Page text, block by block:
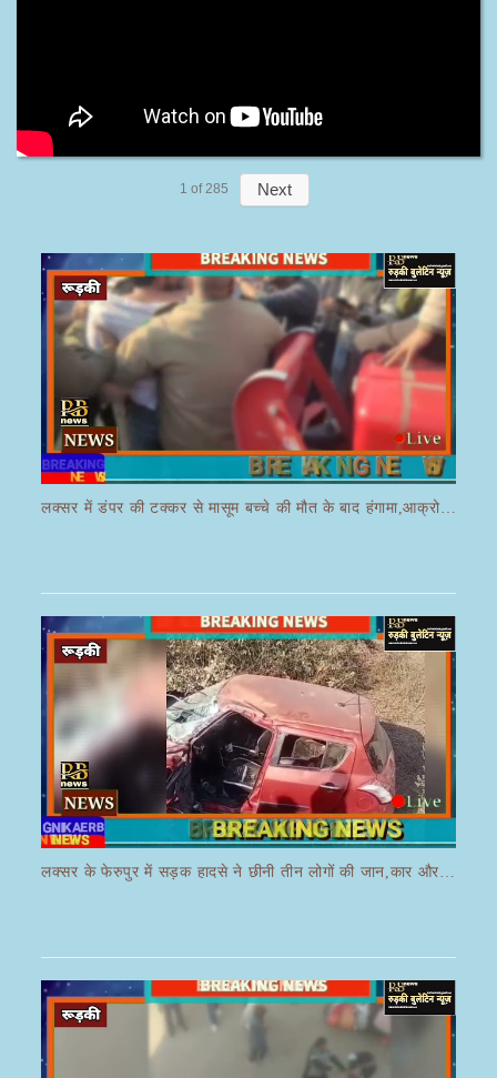
1 of 285 Next
लक्सर में डंपर की टक्कर से मासूम बच्चे की मौत के बाद हंगामा,आक्रोशित भीड़ ने डंपर चालक की करी पिटाई